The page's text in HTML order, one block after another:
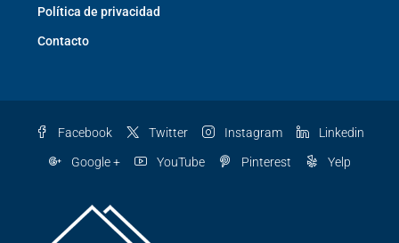
Política de privacidad
Contacto
Facebook Twitter Instagram Linkedin
Google + YouTube Pinterest Yelp